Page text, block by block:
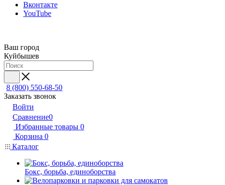
Вконтакте
YouTube
Ваш город
Куйбышев
8 (800) 550-68-50
Заказать звонок
Войти
Сравнение0
Избранные товары 0
Корзина 0
Каталог
Бокс, борьба, единоборства